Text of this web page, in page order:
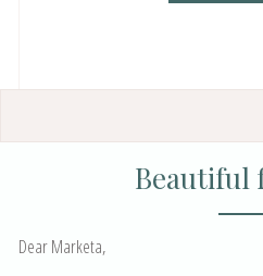
Beautiful
Dear Marketa,